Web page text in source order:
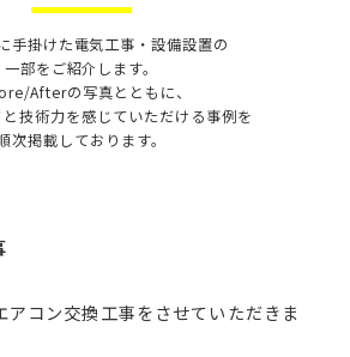
手掛けた電気工事・設備設置の
一部をご紹介します。
Afterの写真とともに、
技術力を感じていただける事例を
次掲載しております。
アコン交換工事をさせていただきま